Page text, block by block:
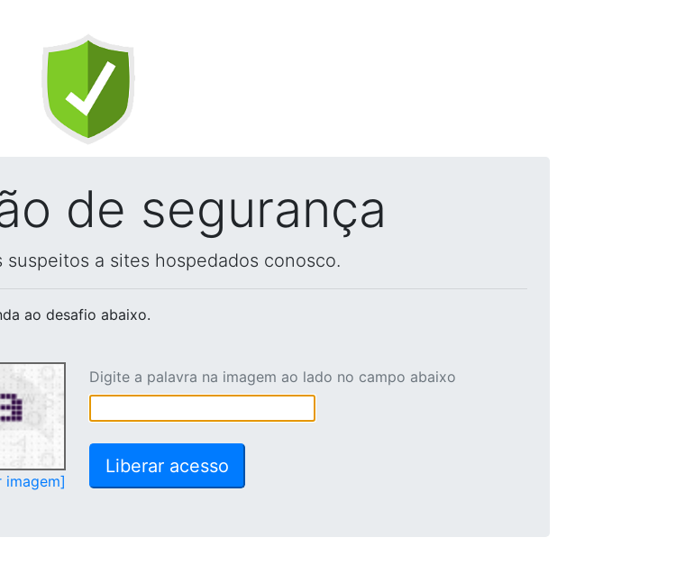
de segurança
a sites hospedados conosco.
ao desafio abaixo.
imagem]
Digite a palavra na imagem ao lado no campo abaixo